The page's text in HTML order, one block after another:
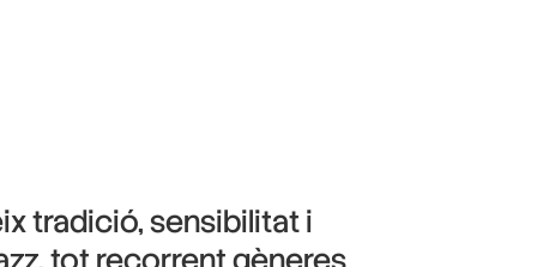
tradició, sensibilitat i